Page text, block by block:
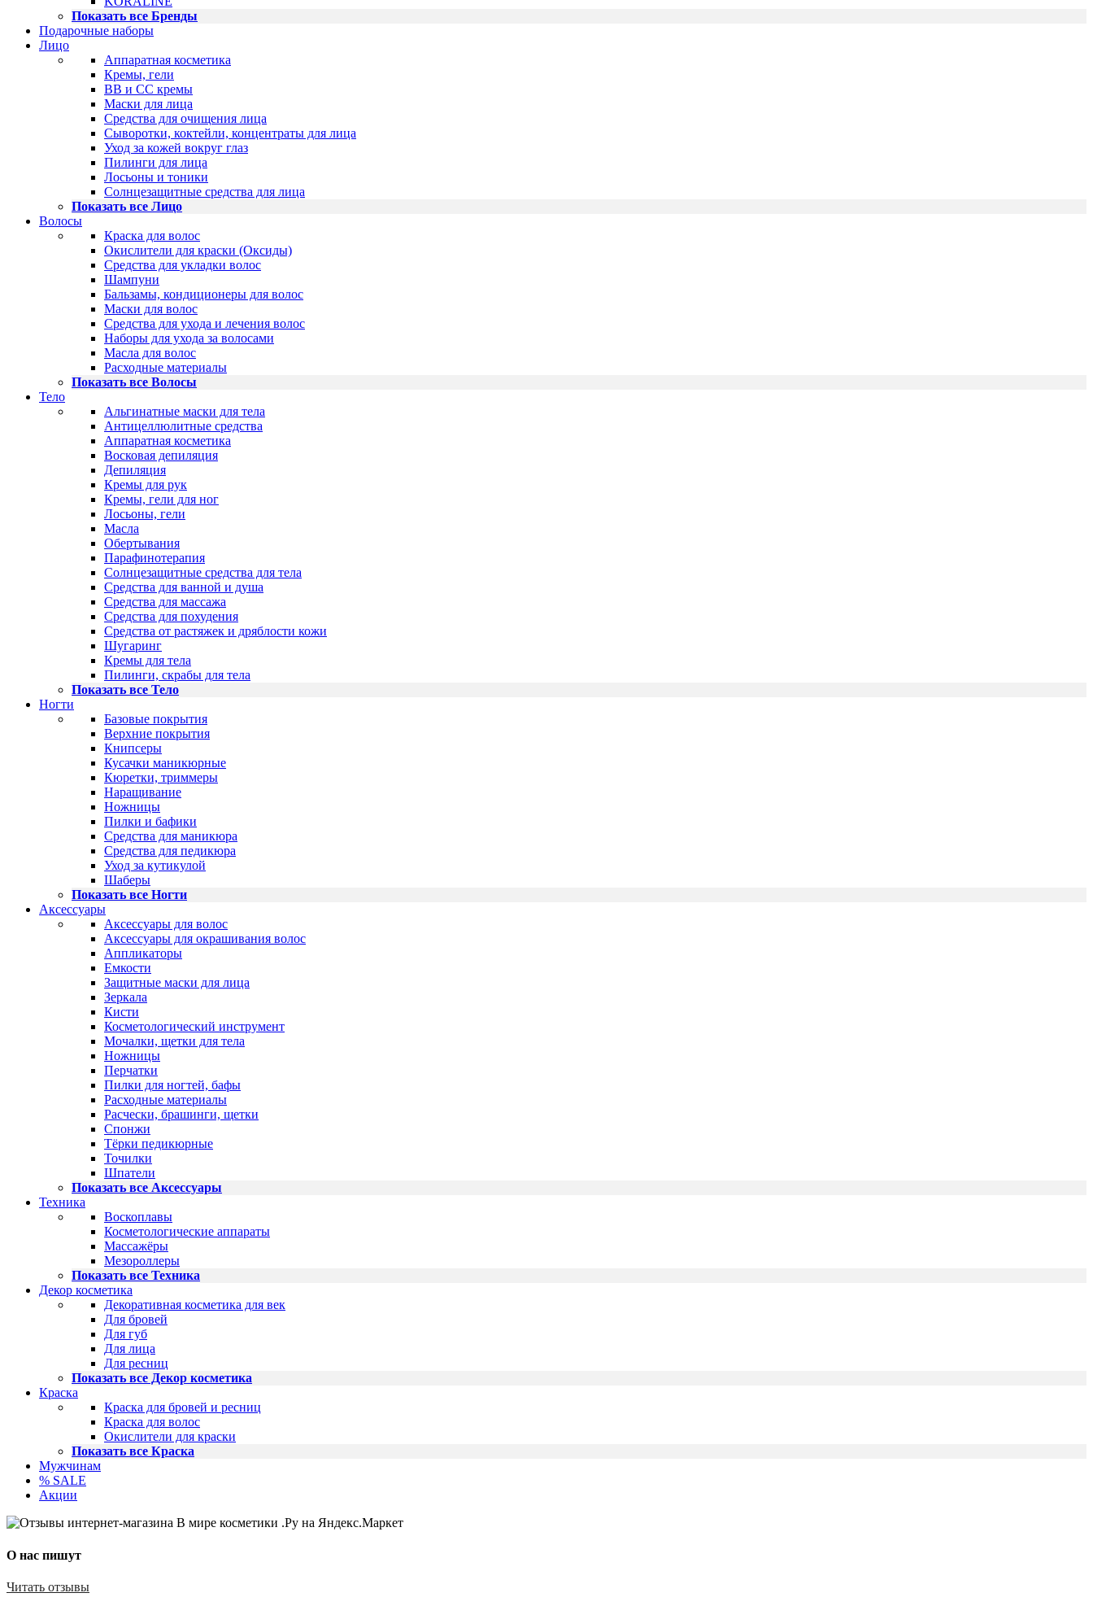
Показать все Бренды
Подарочные наборы
Лицо
Аппаратная косметика
Кремы, гели
BB и CC кремы
Маски для лица
Средства для очищения лица
Сыворотки, коктейли, концентраты для лица
Уход за кожей вокруг глаз
Пилинги для лица
Лосьоны и тоники
Солнцезащитные средства для лица
Показать все Лицо
Волосы
Краска для волос
Окислители для краски (Оксиды)
Средства для укладки волос
Шампуни
Бальзамы, кондиционеры для волос
Маски для волос
Средства для ухода и лечения волос
Наборы для ухода за волосами
Масла для волос
Расходные материалы
Показать все Волосы
Тело
Альгинатные маски для тела
Антицеллюлитные средства
Аппаратная косметика
Восковая депиляция
Депиляция
Кремы для рук
Кремы, гели для ног
Лосьоны, гели
Масла
Обертывания
Парафинотерапия
Солнцезащитные средства для тела
Средства для ванной и душа
Средства для массажа
Средства для похудения
Средства от растяжек и дряблости кожи
Шугаринг
Кремы для тела
Пилинги, скрабы для тела
Показать все Тело
Ногти
Базовые покрытия
Верхние покрытия
Книпсеры
Кусачки маникюрные
Кюретки, триммеры
Наращивание
Ножницы
Пилки и бафики
Средства для маникюра
Средства для педикюра
Уход за кутикулой
Шаберы
Показать все Ногти
Аксессуары
Аксессуары для волос
Аксессуары для окрашивания волос
Аппликаторы
Емкости
Защитные маски для лица
Зеркала
Кисти
Косметологический инструмент
Мочалки, щетки для тела
Ножницы
Перчатки
Пилки для ногтей, бафы
Расходные материалы
Расчески, брашинги, щетки
Спонжи
Тёрки педикюрные
Точилки
Шпатели
Показать все Аксессуары
Техника
Воскоплавы
Косметологические аппараты
Массажёры
Мезороллеры
Показать все Техника
Декор косметика
Декоративная косметика для век
Для бровей
Для губ
Для лица
Для ресниц
Показать все Декор косметика
Краска
Краска для бровей и ресниц
Краска для волос
Окислители для краски
Показать все Краска
Мужчинам
% SALE
Акции
О нас пишут
Читать отзывы